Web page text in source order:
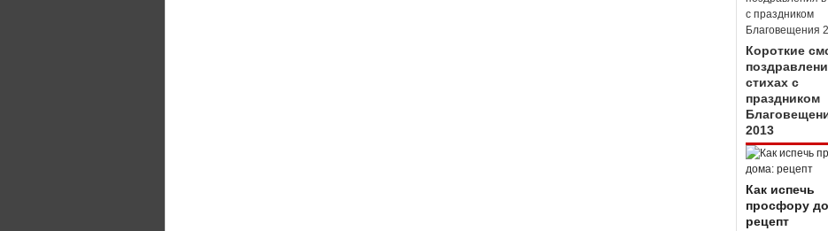
Короткие
стихах с
праздником
2013
Как испечь
просфору
рецепт